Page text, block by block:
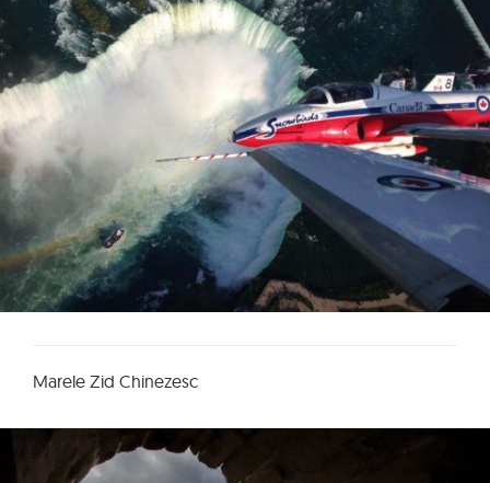
Marele Zid Chinezesc